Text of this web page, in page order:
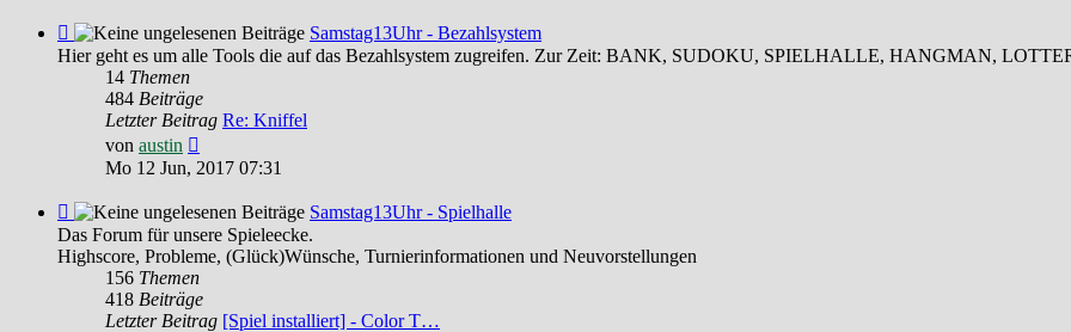
Feed
-
Samstag13Uhr
Bezahlsystem
Samstag13Uhr - Bezahlsystem
Hier geht es um alle Tools die auf das Bezahlsystem zugreifen. Zur Zeit: BANK, SUDOKU, SPIELHALLE, HANGMAN,
14 Themen
484 Beiträge
Letzter Beitrag Re: Kniffel
von austin
Beitrag
Mo 12 Jun, 2017 07:31
Feed
-
Samstag13Uhr
Spielhalle
Samstag13Uhr - Spielhalle
Das Forum für unsere Spieleecke.
Highscore, Probleme, (Glück)Wünsche, Turnierinformationen und Neuvorstellungen
156 Themen
418 Beiträge
Letzter Beitrag [Spiel installiert] - Color T…